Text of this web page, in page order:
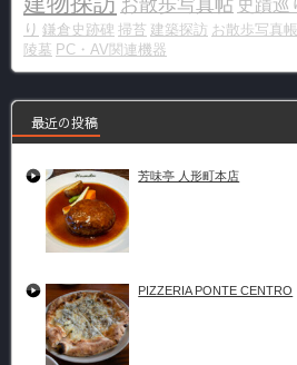
史蹟巡
り 鎌倉史跡碑 掃苔 建築探訪 お散歩写真帳
陵墓 PC・AV関連機器
最近の投稿
芳味亭 人形町本店
PIZZERIA PONTE CENTRO